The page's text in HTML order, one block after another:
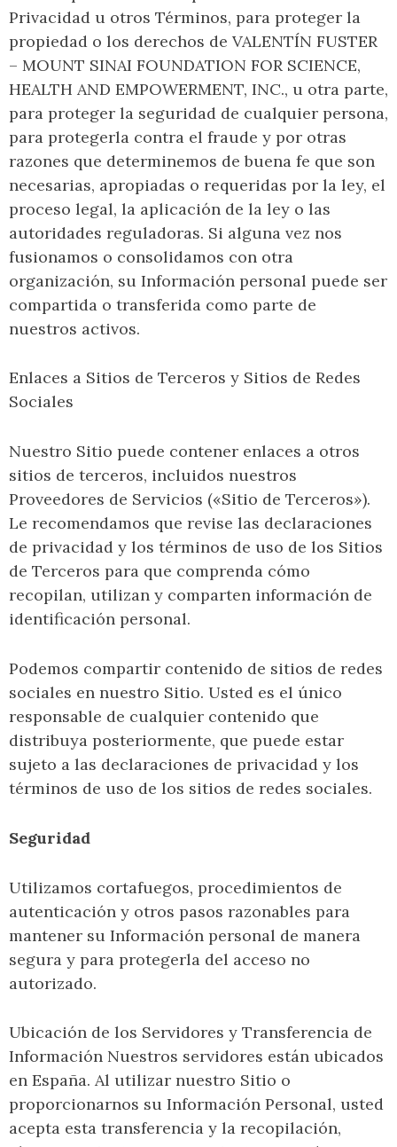
Privacidad u otros Términos, para proteger la
propiedad o los derechos de VALENTÍN FUSTER
– MOUNT SINAI FOUNDATION FOR SCIENCE,
HEALTH AND EMPOWERMENT, INC., u otra parte,
para proteger la seguridad de cualquier persona,
para protegerla contra el fraude y por otras
razones que determinemos de buena fe que son
necesarias, apropiadas o requeridas por la ley, el
proceso legal, la aplicación de la ley o las
autoridades reguladoras. Si alguna vez nos
fusionamos o consolidamos con otra
organización, su Información personal puede ser
compartida o transferida como parte de
nuestros activos.
Enlaces a Sitios de Terceros y Sitios de Redes
Sociales
Nuestro Sitio puede contener enlaces a otros
sitios de terceros, incluidos nuestros
Proveedores de Servicios («Sitio de Terceros»).
Le recomendamos que revise las declaraciones
de privacidad y los términos de uso de los Sitios
de Terceros para que comprenda cómo
recopilan, utilizan y comparten información de
identificación personal.
Podemos compartir contenido de sitios de redes
sociales en nuestro Sitio. Usted es el único
responsable de cualquier contenido que
distribuya posteriormente, que puede estar
sujeto a las declaraciones de privacidad y los
términos de uso de los sitios de redes sociales.
Seguridad
Utilizamos cortafuegos, procedimientos de
autenticación y otros pasos razonables para
mantener su Información personal de manera
segura y para protegerla del acceso no
autorizado.
Ubicación de los Servidores y Transferencia de
Información Nuestros servidores están ubicados
en España. Al utilizar nuestro Sitio o
proporcionarnos su Información Personal, usted
acepta esta transferencia y la recopilación,